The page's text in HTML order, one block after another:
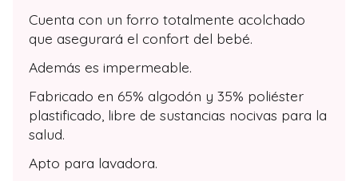
Cuenta con un forro totalmente acolchado
que asegurará el confort del bebé.
Además es impermeable.
Fabricado en 65% algodón y 35% poliéster
plastificado, libre de sustancias nocivas para la
salud.
Apto para lavadora.